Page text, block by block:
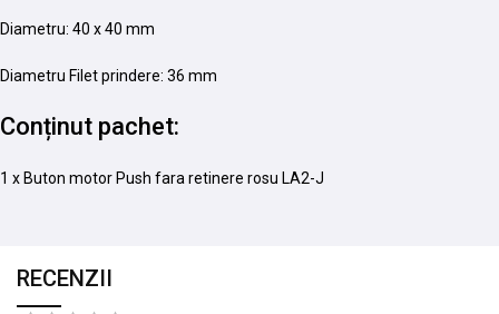
Diametru: 40 x 40 mm
Diametru Filet prindere: 36 mm
Conținut pachet:
1 x Buton motor Push fara retinere rosu LA2-J
RECENZII